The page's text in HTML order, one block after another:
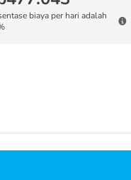
biaya per hari adalah